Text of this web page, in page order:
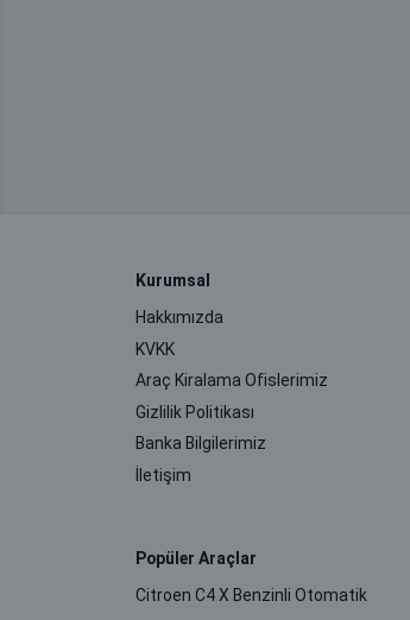
Kurumsal
Hakkımızda
KVKK
Araç Kiralama Ofislerimiz
Gizlilik Politikası
Banka Bilgilerimiz
İletişim
Popüler Araçlar
Citroen C4 X Benzinli Otomatik